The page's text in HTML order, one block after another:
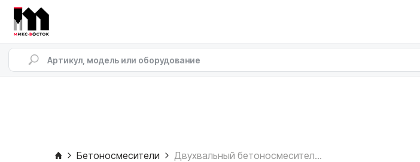
Бетоносмесители Двухвальный бетоносмеситель SEMIX TSM 1500/1000 (1,0 м³)